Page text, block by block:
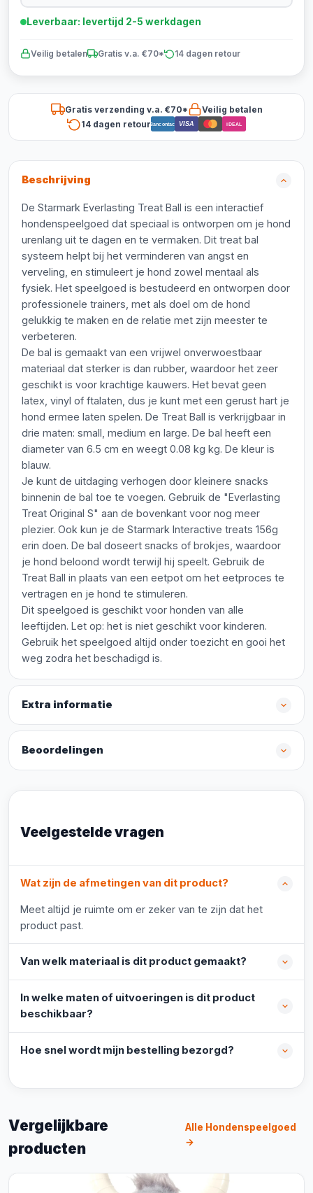
Leverbaar: levertijd 2-5 werkdagen
Veilig betalen Gratis v.a. €70* 14 dagen retour
Gratis verzending v.a. €70*
Veilig betalen
14 dagen retourBancontact VISA iDEAL
Beschrijving
De Starmark Everlasting Treat Ball is een interactief
hondenspeelgoed dat speciaal is ontworpen om je hond
urenlang uit te dagen en te vermaken. Dit treat bal
systeem helpt bij het verminderen van angst en
verveling, en stimuleert je hond zowel mentaal als
fysiek. Het speelgoed is bestudeerd en ontworpen door
professionele trainers, met als doel om de hond
gelukkig te maken en de relatie met zijn meester te
verbeteren.
De bal is gemaakt van een vrijwel onverwoestbaar
materiaal dat sterker is dan rubber, waardoor het zeer
geschikt is voor krachtige kauwers. Het bevat geen
latex, vinyl of ftalaten, dus je kunt met een gerust hart je
hond ermee laten spelen. De Treat Ball is verkrijgbaar in
drie maten: small, medium en large. De bal heeft een
diameter van 6.5 cm en weegt 0.08 kg kg. De kleur is
blauw.
Je kunt de uitdaging verhogen door kleinere snacks
binnenin de bal toe te voegen. Gebruik de "Everlasting
Treat Original S" aan de bovenkant voor nog meer
plezier. Ook kun je de Starmark Interactive treats 156g
erin doen. De bal doseert snacks of brokjes, waardoor
je hond beloond wordt terwijl hij speelt. Gebruik de
Treat Ball in plaats van een eetpot om het eetproces te
vertragen en je hond te stimuleren.
Dit speelgoed is geschikt voor honden van alle
leeftijden. Let op: het is niet geschikt voor kinderen.
Gebruik het speelgoed altijd onder toezicht en gooi het
weg zodra het beschadigd is.
Extra informatie
Beoordelingen
Veelgestelde vragen
Wat zijn de afmetingen van dit product?
Meet altijd je ruimte om er zeker van te zijn dat het
product past.
Van welk materiaal is dit product gemaakt?
In welke maten of uitvoeringen is dit product
beschikbaar?
Hoe snel wordt mijn bestelling bezorgd?
Vergelijkbare
producten
Alle Hondenspeelgoed
→